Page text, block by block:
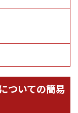
ついての簡易